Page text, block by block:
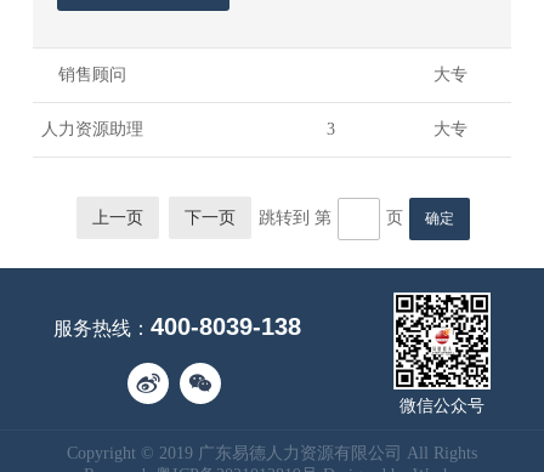
销售顾问 大专
人力资源助理 3 大专
上一页 下一页 跳转到 第 页
微信公众号
服务热线：400-8039-138
Copyright © 2019 广东易德人力资源有限公司 All Rights